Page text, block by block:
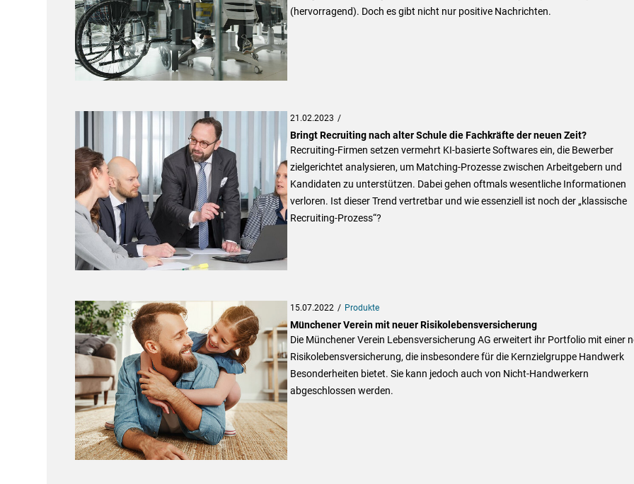
(hervorragend). Doch es gibt nicht nur positive Nachrichten.
21.02.2023
Bringt Recruiting nach alter Schule die Fachkräfte der neuen Zeit?
Recruiting-Firmen setzen vermehrt KI-basierte Softwares ein, die Bewerber
zielgerichtet analysieren, um Matching-Prozesse zwischen Arbeitgebern und
Kandidaten zu unterstützen. Dabei gehen oftmals wesentliche Informationen
verloren. Ist dieser Trend vertretbar und wie essenziell ist noch der „klassische
Recruiting-Prozess“?
15.07.2022 Produkte
Münchener Verein mit neuer Risikolebensversicherung
Die Münchener Verein Lebensversicherung AG erweitert ihr Portfolio mit einer
Risikolebensversicherung, die insbesondere für die Kernzielgruppe Handwerk
Besonderheiten bietet. Sie kann jedoch auch von Nicht-Handwerkern
abgeschlossen werden.